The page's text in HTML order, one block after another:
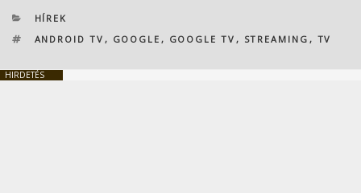
KATEGÓRIÁK
HÍREK
CÍMKÉK
ANDROID TV , GOOGLE , GOOGLE TV , STREAMING , TV
HIRDETÉS